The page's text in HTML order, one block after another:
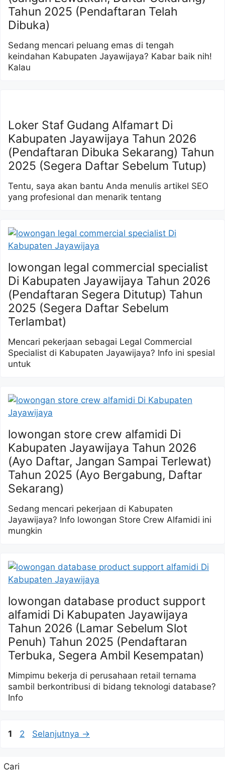
Tahun 2025 (Pendaftaran Telah
Dibuka)
Sedang mencari peluang emas di tengah
keindahan Kabupaten Jayawijaya? Kabar baik nih!
Kalau
Loker Staf Gudang Alfamart Di
Kabupaten Jayawijaya Tahun 2026
(Pendaftaran Dibuka Sekarang) Tahun
2025 (Segera Daftar Sebelum Tutup)
Tentu, saya akan bantu Anda menulis artikel SEO
yang profesional dan menarik tentang
lowongan legal commercial specialist
Di Kabupaten Jayawijaya Tahun 2026
(Pendaftaran Segera Ditutup) Tahun
2025 (Segera Daftar Sebelum
Terlambat)
Mencari pekerjaan sebagai Legal Commercial
Specialist di Kabupaten Jayawijaya? Info ini spesial
untuk
lowongan store crew alfamidi Di
Kabupaten Jayawijaya Tahun 2026
(Ayo Daftar, Jangan Sampai Terlewat)
Tahun 2025 (Ayo Bergabung, Daftar
Sekarang)
Sedang mencari pekerjaan di Kabupaten
Jayawijaya? Info lowongan Store Crew Alfamidi ini
mungkin
lowongan database product support
alfamidi Di Kabupaten Jayawijaya
Tahun 2026 (Lamar Sebelum Slot
Penuh) Tahun 2025 (Pendaftaran
Terbuka, Segera Ambil Kesempatan)
Mimpimu bekerja di perusahaan retail ternama
sambil berkontribusi di bidang teknologi database?
Info
Halaman
1 Halaman
2 Selanjutnya →
Cari